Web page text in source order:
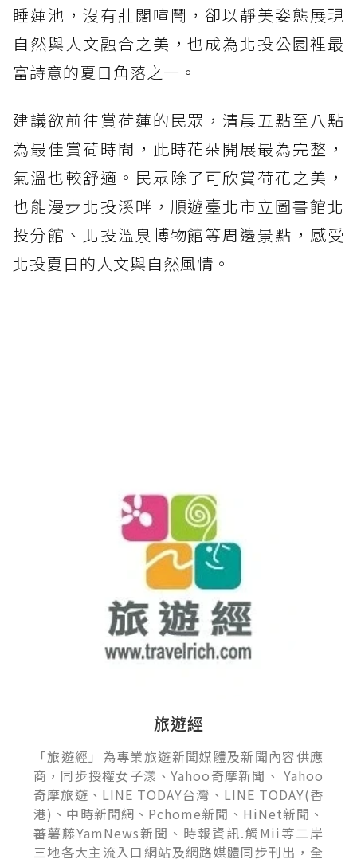
睡蓮池，沒有壯闊喧鬧，卻以靜美姿態展現
自然與人文融合之美，也成為北投公園裡最
富詩意的夏日角落之一。
建議欲前往賞荷蓮的民眾，清晨五點至八點
為最佳賞荷時間，此時花朵開展最為完整，
氣溫也較舒適。民眾除了可欣賞荷花之美，
也能漫步北投溪畔，順遊臺北市立圖書館北
投分館、北投溫泉博物館等周邊景點，感受
北投夏日的人文與自然風情。
旅遊經
「旅遊經」為專業旅遊新聞媒體及新聞內容供應
商，同步授權女子漾、Yahoo奇摩新聞、 Yahoo
奇摩旅遊、LINE TODAY台灣、LINE TODAY(香
港)、中時新聞網、Pchome新聞、HiNet新聞、
蕃薯藤YamNews新聞、時報資訊.觸Mii等二岸
三地各大主流入口網站及網路媒體同步刊出，全